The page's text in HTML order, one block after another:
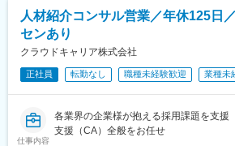
人材紹介コンサル営業／年休125日
センあり
クラウドキャリア株式会社
正社員 転勤なし 職種未経験歓迎 業種未
仕事内容
各業界の企業様が抱える採用課題を支援
支援（CA）全般をお任せ